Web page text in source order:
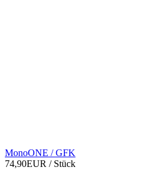
MonoONE / GFK
74,90EUR / Stück